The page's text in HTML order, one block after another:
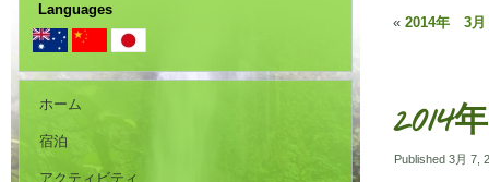
Languages
ホーム
宿泊
アクティビティ
« 2014年 3月
2014
Published 3月 7,